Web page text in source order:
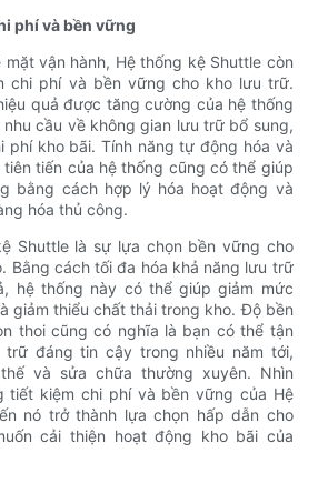
phí và bền vững
mặt vận hành, Hệ thống kệ Shuttle còn
chi phí và bền vững cho kho lưu trữ.
quả được tăng cường của hệ thống
cầu về không gian lưu trữ bổ sung,
phí kho bãi. Tính năng tự động hóa và
tiến của hệ thống cũng có thể giúp
bằng cách hợp lý hóa hoạt động và
hóa thủ công.
Shuttle là sự lựa chọn bền vững cho
Bằng cách tối đa hóa khả năng lưu trữ
hệ thống này có thể giúp giảm mức
giảm thiểu chất thải trong kho. Độ bền
thoi cũng có nghĩa là bạn có thể tận
trữ đáng tin cậy trong nhiều năm tới,
và sửa chữa thường xuyên. Nhìn
tiết kiệm chi phí và bền vững của Hệ
nó trở thành lựa chọn hấp dẫn cho
cải thiện hoạt động kho bãi của